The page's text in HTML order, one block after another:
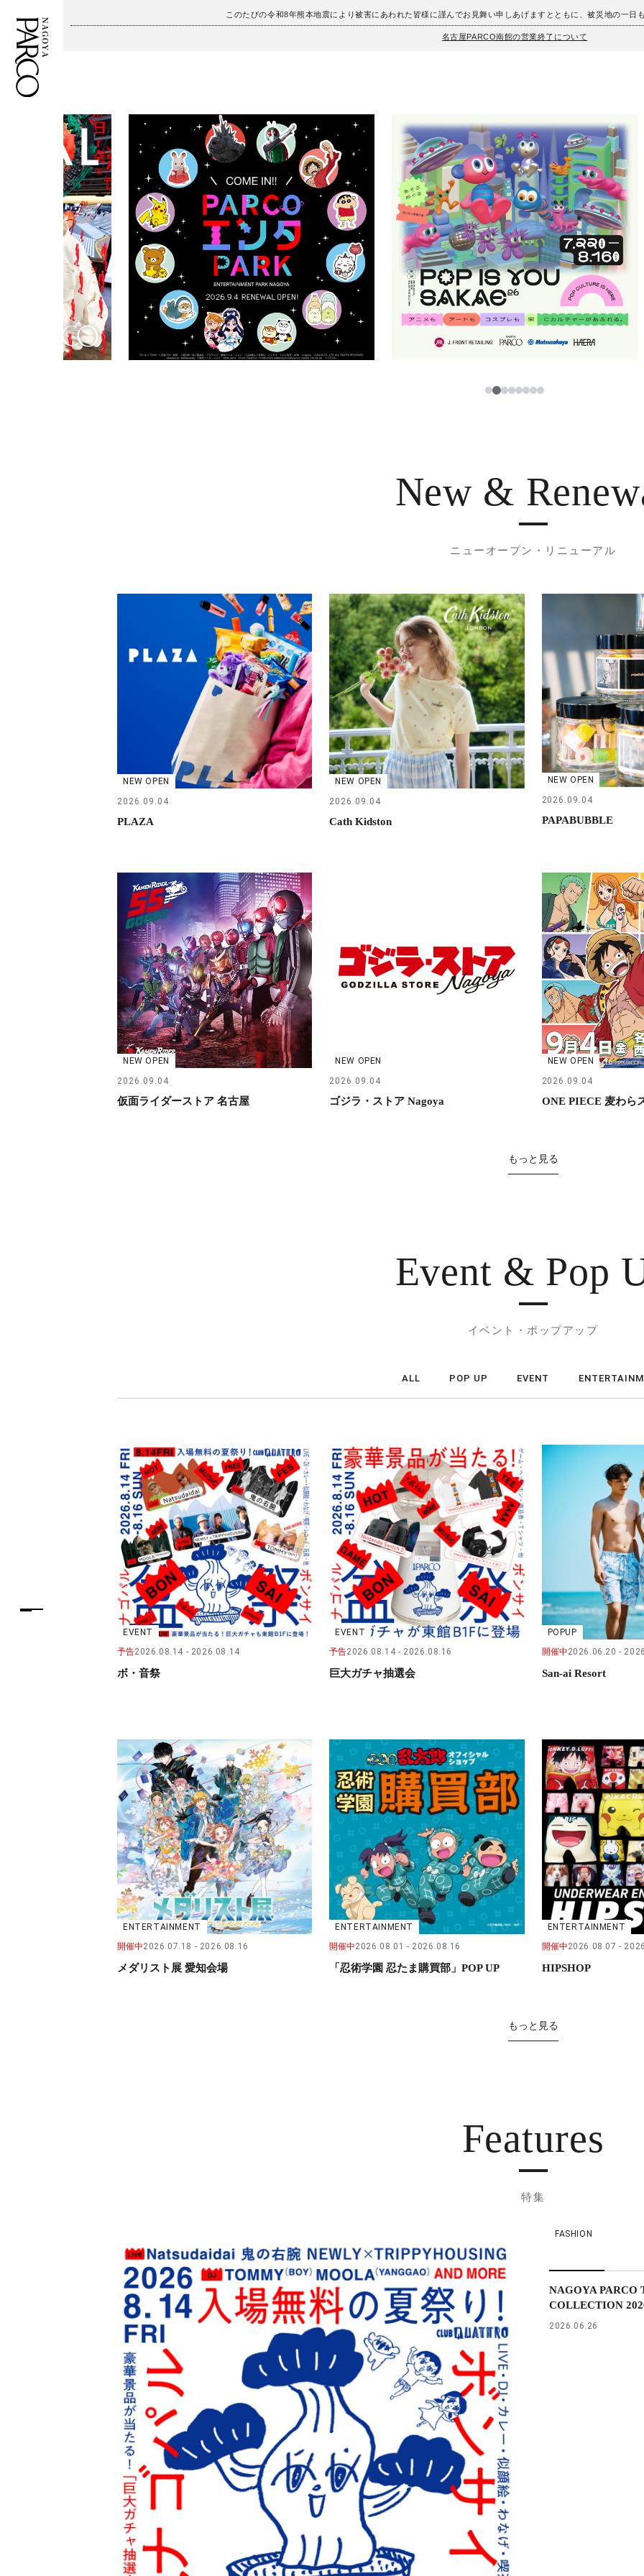
このたびの令和8年熊本地震により被害にあわれた皆様に謹んでお見舞い申しあげますとともに、被災地の一日
名古屋PARCO南館の営業終了について
施設案内・アクセス
イベント・ポップアップ
ニュース
レストラン・カフェ
TAX FREE
PARCOメンバーズ
繁体字
簡体字
한국어
ภาษาไทย
日本語
12345678
New &
ニューオープン・リニューアル
NEW OPEN
2026.09.04
PLAZA
NEW OPEN
2026.09.04
Cath Kidston
NEW OPEN
2026.09.04
PAPABUBBLE
NEW OPEN
2026.09.04
仮面ライダーストア 名古屋
NEW OPEN
2026.09.04
ゴジラ・ストア Nagoya
NEW OPEN
2026.09.04
ONE PIECE 麦わら
もっと見る
Event & Pop
イベント・ポップアップ
ALL POP UP EVENT
EVENT
予告2026.08.14 2026.08.14
ボ・音祭
EVENT
予告2026.08.14 2026.08.16
巨大ガチャ抽選会
POPUP
開催中2026.06.20
San-ai Resort
ENTERTAINMENT
開催中2026.07.18 2026.08.16
メダリスト展 愛知会場
ENTERTAINMENT
開催中2026.08.01 2026.08.16
「忍術学園 忍たま購買部」POP UP
ENTERTAINMENT
開催中2026.08.07
HIPSHOP
もっと見る
Features
特集
FASHION
NAGOYA PARCO
COLLECTION
2026.06.26